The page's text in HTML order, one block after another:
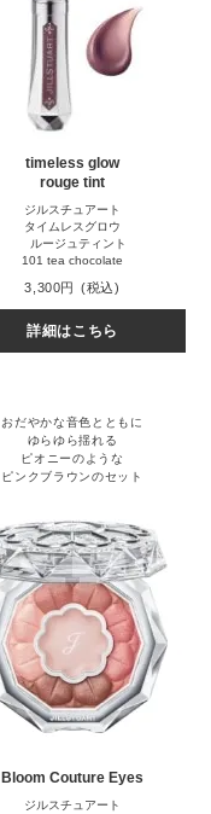
timeless glow
rouge tint
ジルスチュアート
タイムレスグロウ
ルージュティント
101 tea chocolate
3,300円 (税込)
詳細はこちら
おだやかな音色とともに
ゆらゆら揺れる
ピオニーのような
ピンクブラウンのセット
Bloom Couture Eyes
ジルスチュアート